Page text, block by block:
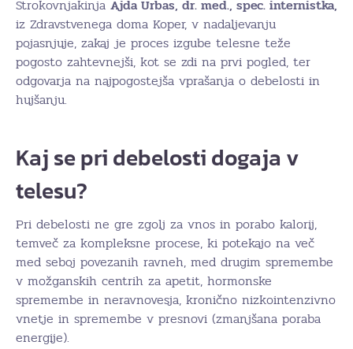
Strokovnjakinja Ajda Urbas, dr. med., spec. internistka,
iz Zdravstvenega doma Koper, v nadaljevanju
pojasnjuje, zakaj je proces izgube telesne teže
pogosto zahtevnejši, kot se zdi na prvi pogled, ter
odgovarja na najpogostejša vprašanja o debelosti in
hujšanju.
Kaj se pri debelosti dogaja v
telesu?
Pri debelosti ne gre zgolj za vnos in porabo kalorij,
temveč za kompleksne procese, ki potekajo na več
med seboj povezanih ravneh, med drugim spremembe
v možganskih centrih za apetit, hormonske
spremembe in neravnovesja, kronično nizkointenzivno
vnetje in spremembe v presnovi (zmanjšana poraba
energije).